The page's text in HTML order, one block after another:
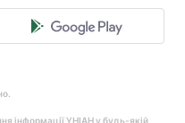
інформації УНІАН у будь-якій